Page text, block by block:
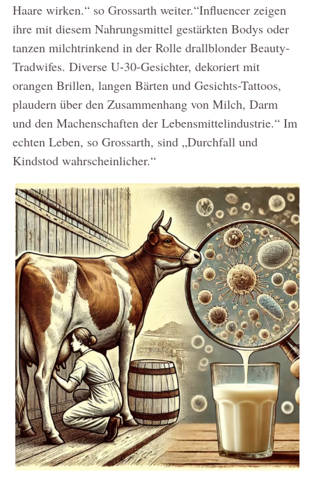
Haare wirken.“ so Grossarth weiter.“Influencer zeigen
ihre mit diesem Nahrungsmittel gestärkten Bodys oder
tanzen milchtrinkend in der Rolle drallblonder Beauty-
Tradwifes. Diverse U-30-Gesichter, dekoriert mit
orangen Brillen, langen Bärten und Gesichts-Tattoos,
plaudern über den Zusammenhang von Milch, Darm
und den Machenschaften der Lebensmittelindustrie.“ Im
echten Leben, so Grossarth, sind „Durchfall und
Kindstod wahrscheinlicher.“